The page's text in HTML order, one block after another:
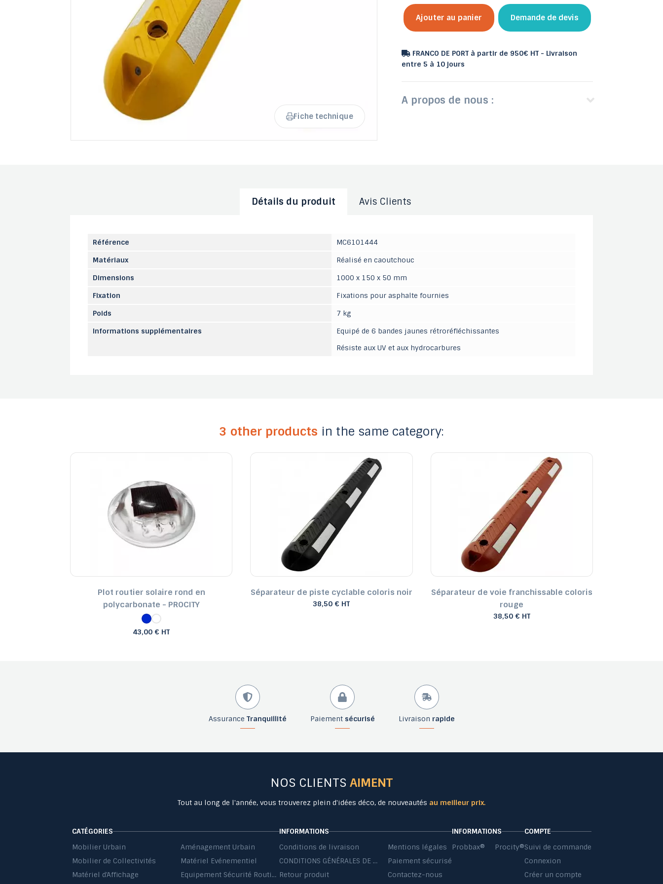
Tables potagères et bacs
Fiche technique
Ajouter au panier Demande de devis
FRANCO DE PORT à partir de 950€ HT - Livraison
entre 5 à 10 jours
A propos de nous :
Détails du produit Avis Clients
Référence
MC6101444
Matériaux
Réalisé en caoutchouc
Dimensions
1000 x 150 x 50 mm
Fixation
Fixations pour asphalte fournies
Poids
7 kg
Informations supplémentaires
Equipé de 6 bandes jaunes rétroréfléchissantes
Résiste aux UV et aux hydrocarbures
3 other products in the same category:
Plot routier solaire rond en
polycarbonate - PROCITY
43,00 € HT
Séparateur de piste cyclable coloris noir
38,50 € HT
Séparateur de voie franchissable coloris
rouge
38,50 € HT
Assurance Tranquillité Paiement sécurisé Livraison rapide
NOS CLIENTS AIMENT
Tout au long de l'année, vous trouverez plein d'idées déco, de nouveautés au meilleur prix.
CATÉGORIES
Mobilier Urbain
Aménagement Urbain
Mobilier de Collectivités
Matériel Evénementiel
Matériel d'Affichage
Equipement Sécurité Routière
INFORMATIONS
Conditions de livraison
Mentions légales
CONDITIONS GÉNÉRALES DE VENTE ET DE PRESTATIONS DE SERVICES
Paiement sécurisé
Retour produit
Contactez-nous
INFORMATIONS
Probbax®
Procity®
COMPTE
Suivi de commande
Connexion
Créer un compte